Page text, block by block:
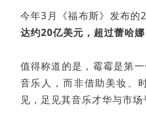
今年3月《福布斯》发布的
达约20亿美元，超过蕾哈
值得称道的是，霉霉是第
音乐人，而非借助美妆、
见，足见其音乐才华与市场